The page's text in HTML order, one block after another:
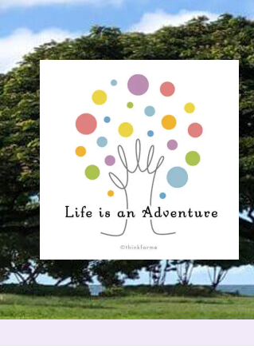
Skip
to
content